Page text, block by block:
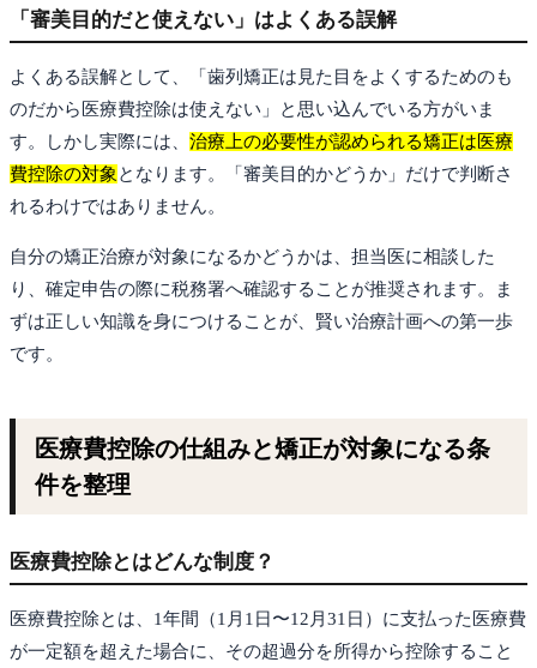
「審美目的だと使えない」はよくある誤解
よくある誤解として、「歯列矯正は見た目をよくするためのも
のだから医療費控除は使えない」と思い込んでいる方がいま
す。しかし実際には、 治療上の必要性が認められる矯正は医療
費控除の対象 となります。「審美目的かどうか」だけで判断さ
れるわけではありません。
自分の矯正治療が対象になるかどうかは、担当医に相談した
り、確定申告の際に税務署へ確認することが推奨されます。ま
ずは正しい知識を身につけることが、賢い治療計画への第一歩
です。
医療費控除の仕組みと矯正が対象になる条
件を整理
医療費控除とはどんな制度？
医療費控除とは、1年間（1月1日〜12月31日）に支払った医療費
が一定額を超えた場合に、その超過分を所得から控除すること